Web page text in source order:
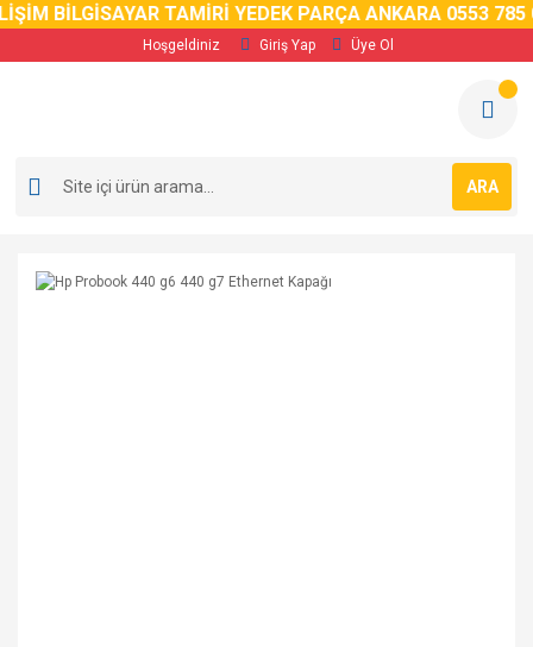
BİLGİSAYAR TAMİRİ YEDEK PARÇA ANKARA 0553 785 02
Hoşgeldiniz Giriş Yap Üye Ol
ARA